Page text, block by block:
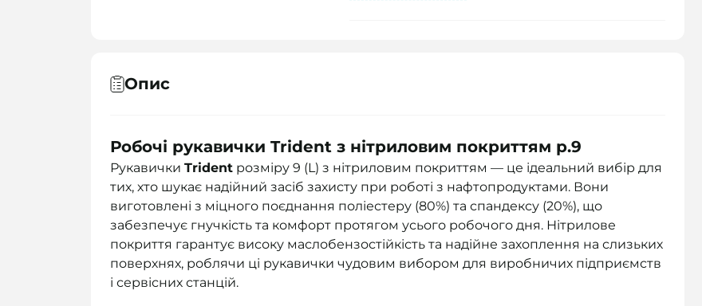
Опис
Робочі рукавички Trident з нітриловим покриттям р.9
Рукавички Trident розміру 9 (L) з нітриловим покриттям — це ідеальний вибір для
тих, хто шукає надійний засіб захисту при роботі з нафтопродуктами. Вони
виготовлені з міцного поєднання поліестеру (80%) та спандексу (20%), що
забезпечує гнучкість та комфорт протягом усього робочого дня. Нітрилове
покриття гарантує високу маслобензостійкість та надійне захоплення на слизьких
поверхнях, роблячи ці рукавички чудовим вибором для виробничих підприємств
і сервісних станцій.